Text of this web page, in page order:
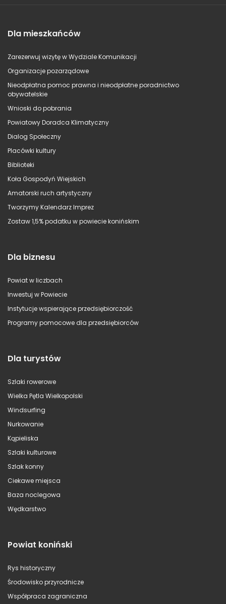
Dla mieszkańców
Zarezerwuj wizytę w Wydziale Komunikacji
Organizacje pozarządowe
Nieodpłatna pomoc prawna i nieodpłatne poradnictwo
obywatelskie
Wnioski do pobrania
Powiatowy Doradca Klimatyczny
Dialog Społeczny
Placówki kultury
Biblioteki
Koła Gospodyń Wiejskich
Amatorski ruch artystyczny
Tworzymy Kalendarz Imprez
Zostaw 1,5% podatku w powiecie konińskim
Dla biznesu
Powiat w liczbach
Inwestuj w Powiecie
Instytucje wspierające przedsiębiorczość
Programy pomocowe dla przedsiębiorców
Dla turystów
Szlaki rowerowe
Wielka Pętla Wielkopolski
Windsurfing
Nurkowanie
Kąpieliska
Szlaki kulturowe
Szlak konny
Ciekawe miejsca
Baza noclegowa
Wędkarstwo
Powiat koniński
Rys historyczny
Środowisko przyrodnicze
Współpraca zagraniczna